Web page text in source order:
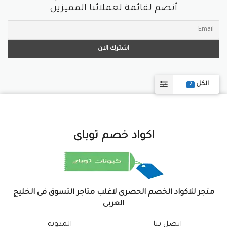
الكل 2
أنضم لقائمة لعملائنا المميزين
اكواد خصم توباى
متجر للاكواد الخصم الحصرى لاغلب متاجر التسوق فى الخليج
العربى
اتصل بنا
المدونة